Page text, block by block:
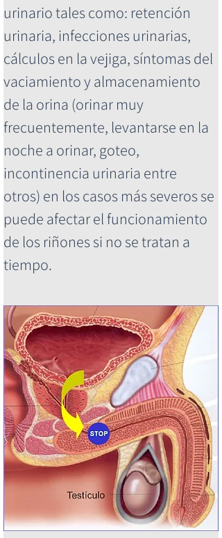
urinario tales como: retención
urinaria, infecciones urinarias,
cálculos en la vejiga, síntomas del
vaciamiento y almacenamiento
de la orina (orinar muy
frecuentemente, levantarse en la
noche a orinar, goteo,
incontinencia urinaria entre
otros) en los casos más severos se
puede afectar el funcionamiento
de los riñones si no se tratan a
tiempo.